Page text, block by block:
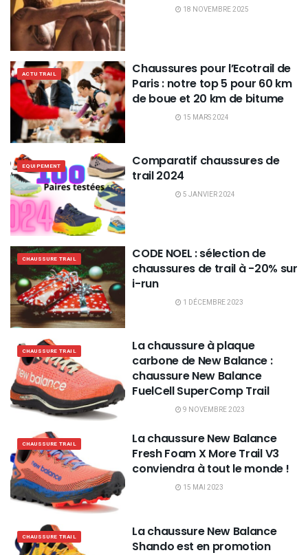
18 NOVEMBRE 2025
ACTU TRAIL
Chaussures pour l’Ecotrail de
Paris : notre top 5 pour 60 km
de boue et 20 km de bitume
15 MARS 2024
EQUIPEMENT
Comparatif chaussures de
trail 2024
5 JANVIER 2024
CHAUSSURE TRAIL
CODE NOEL : sélection de
chaussures de trail à -20% sur
i-run
1 DÉCEMBRE 2023
CHAUSSURE TRAIL
La chaussure à plaque
carbone de New Balance :
chaussure New Balance
FuelCell SuperComp Trail
9 NOVEMBRE 2023
CHAUSSURE TRAIL
La chaussure New Balance
Fresh Foam X More Trail V3
conviendra à tout le monde !
15 MAI 2023
CHAUSSURE TRAIL
La chaussure New Balance
Shando est en promotion